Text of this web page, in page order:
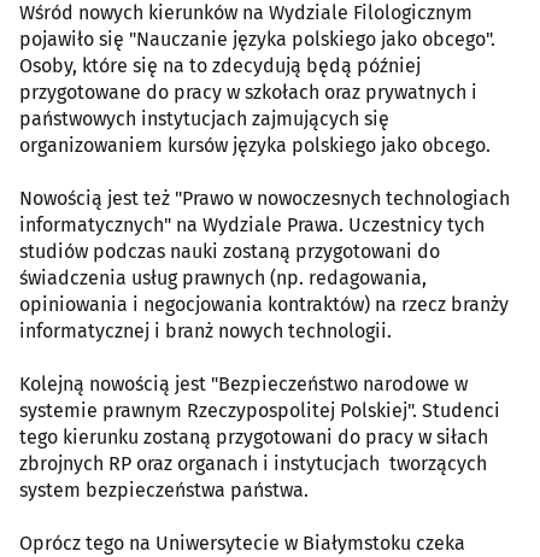
Wśród nowych kierunków na Wydziale Filologicznym
pojawiło się "Nauczanie języka polskiego jako obcego".
Osoby, które się na to zdecydują będą później
przygotowane do pracy w szkołach oraz prywatnych i
państwowych instytucjach zajmujących się
organizowaniem kursów języka polskiego jako obcego.
Nowością jest też "Prawo w nowoczesnych technologiach
informatycznych" na Wydziale Prawa. Uczestnicy tych
studiów podczas nauki zostaną przygotowani do
świadczenia usług prawnych (np. redagowania,
opiniowania i negocjowania kontraktów) na rzecz branży
informatycznej i branż nowych technologii.
Kolejną nowością jest "Bezpieczeństwo narodowe w
systemie prawnym Rzeczypospolitej Polskiej". Studenci
tego kierunku zostaną przygotowani do pracy w siłach
zbrojnych RP oraz organach i instytucjach tworzących
system bezpieczeństwa państwa.
Oprócz tego na Uniwersytecie w Białymstoku czeka